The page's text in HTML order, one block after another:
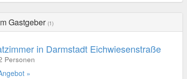
Gastgeber (1)
in Darmstadt Eichwiesenstraße
Personen
»